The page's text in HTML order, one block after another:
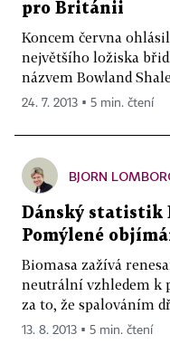
pro Británii
Koncem června
největšího ložiska
názvem Bowland
24. 7. 2013 ▪ 5 min. čtení
BJORN
Dánský statistik
Pomýlené
Biomasa zažívá
neutrální vzhledem k
za to, že spalováním
13. 8. 2013 ▪ 5 min. čtení